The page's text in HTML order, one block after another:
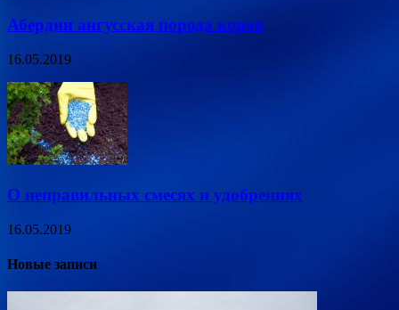
Абердин ангусская порода коров
16.05.2019
О неправильных смесях и удобрениях
16.05.2019
Новые записи